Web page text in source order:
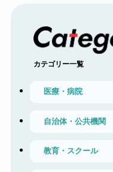
カテゴリー一覧
医療・病院
自治体・公共機関
教育・スクール